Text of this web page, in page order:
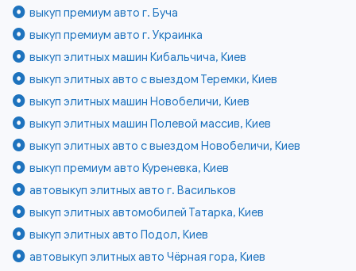
выкуп премиум авто г. Буча
выкуп премиум авто г. Украинка
выкуп элитных машин Кибальчича, Киев
выкуп элитных авто с выездом Теремки, Киев
выкуп элитных машин Новобеличи, Киев
выкуп элитных машин Полевой массив, Киев
выкуп элитных авто с выездом Новобеличи, Киев
выкуп премиум авто Куреневка, Киев
автовыкуп элитных авто г. Васильков
выкуп элитных автомобилей Татарка, Киев
выкуп элитных авто Подол, Киев
автовыкуп элитных авто Чёрная гора, Киев